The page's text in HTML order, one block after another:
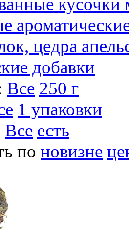
цедра
добавки
Все 250 г
1 упаковки
Все есть
по новизне